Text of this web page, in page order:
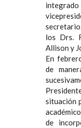
los Drs.
Allison y
En
de
situación
de